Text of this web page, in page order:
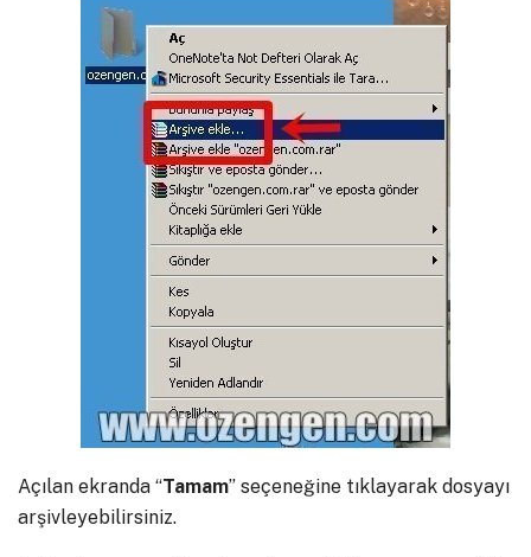
Açılan ekranda “Tamam” seçeneğine tıklayarak dosyayı
arşivleyebilirsiniz.